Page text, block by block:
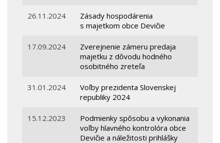
26.11.2024
Zásady hospodárenia
s majetkom obce Devičie
17.09.2024
Zverejnenie zámeru predaja
majetku z dôvodu hodného
osobitného zreteľa
31.01.2024
Voľby prezidenta Slovenskej
republiky 2024
15.12.2023
Podmienky spôsobu a vykonania
voľby hlavného kontrolóra obce
Devičie a náležitosti prihlášky